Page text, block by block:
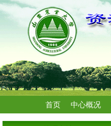
首页 中心概况